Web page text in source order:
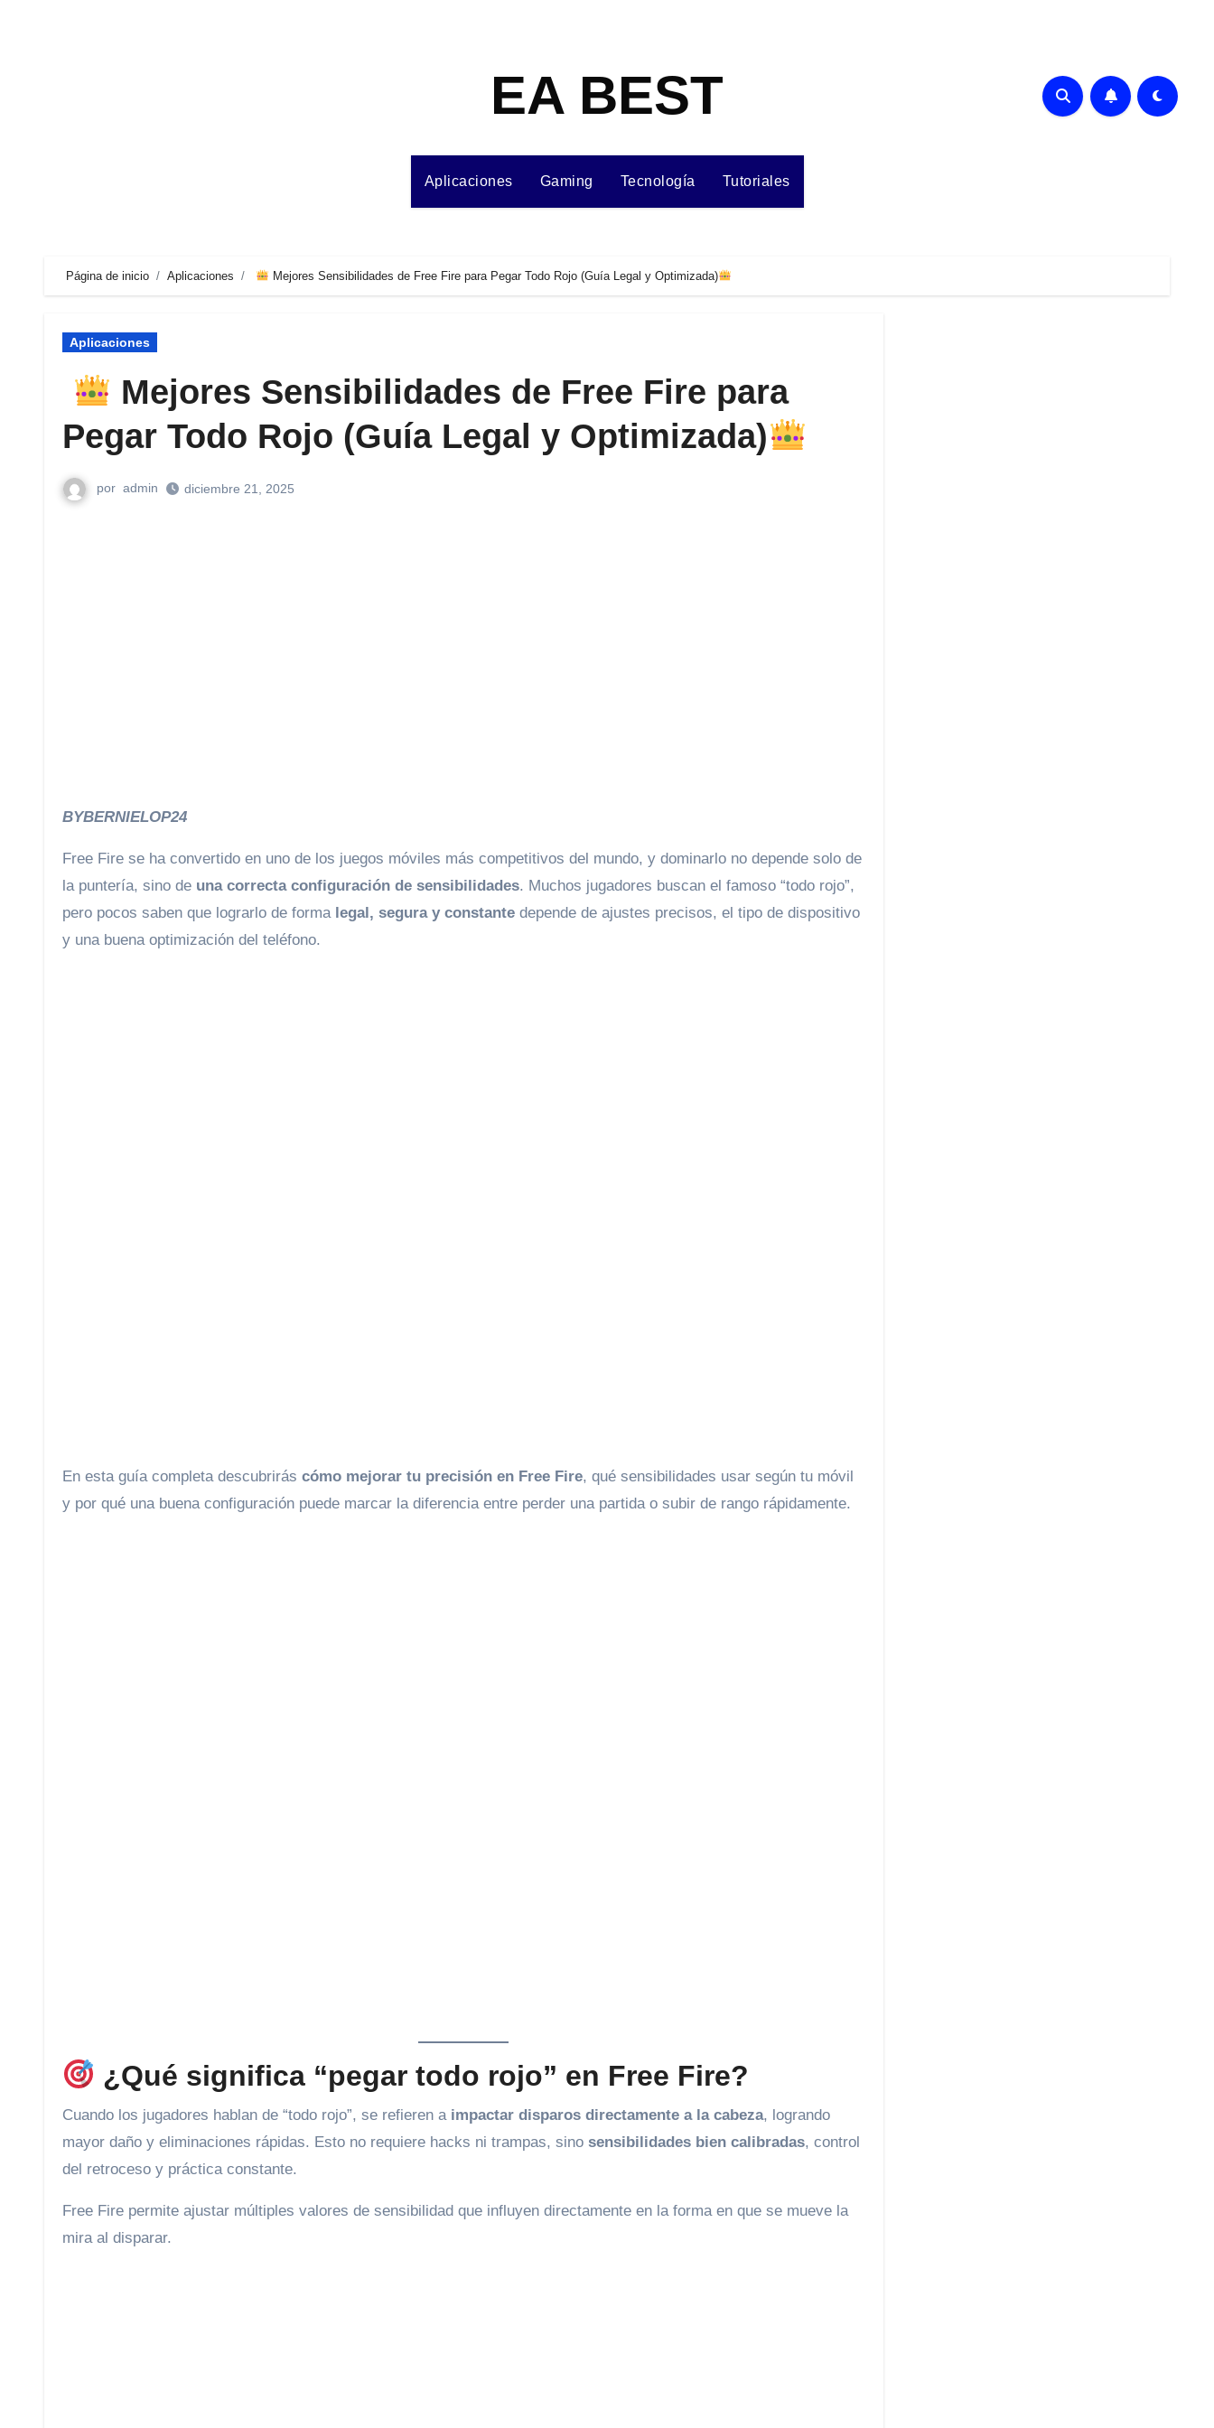
EA BEST
Aplicaciones Gaming Tecnología Tutoriales
Página de inicio Aplicaciones Mejores Sensibilidades de Free Fire para Pegar Todo Rojo (Guía Legal y Optimizada)
Aplicaciones
Mejores Sensibilidades de Free Fire para
Pegar Todo Rojo (Guía Legal y Optimizada)
por admin diciembre 21, 2025
BYBERNIELOP24
Free Fire se ha convertido en uno de los juegos móviles más competitivos del mundo, y dominarlo no depende solo de
la puntería, sino de una correcta configuración de sensibilidades. Muchos jugadores buscan el famoso “todo rojo”,
pero pocos saben que lograrlo de forma legal, segura y constante depende de ajustes precisos, el tipo de dispositivo
y una buena optimización del teléfono.
En esta guía completa descubrirás cómo mejorar tu precisión en Free Fire, qué sensibilidades usar según tu móvil
y por qué una buena configuración puede marcar la diferencia entre perder una partida o subir de rango rápidamente.
¿Qué significa “pegar todo rojo” en Free Fire?
Cuando los jugadores hablan de “todo rojo”, se refieren a impactar disparos directamente a la cabeza, logrando
mayor daño y eliminaciones rápidas. Esto no requiere hacks ni trampas, sino sensibilidades bien calibradas, control
del retroceso y práctica constante.
Free Fire permite ajustar múltiples valores de sensibilidad que influyen directamente en la forma en que se mueve la
mira al disparar.